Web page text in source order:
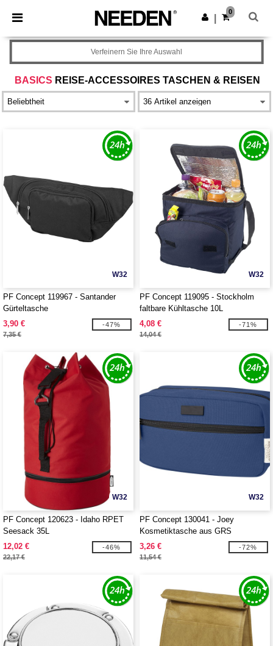
× Needen App
Bessere Preise in der App!
App holen
0
BASICS REISE-ACCESSOIRES TASCHEN & REISEN
Verfeinern Sie Ihre Auswahl
W32
PF Concept 119967 - Santander
Gürteltasche
3,90 €
7,35 €
-47%
W32
PF Concept 119095 - Stockholm
faltbare Kühltasche 10L
4,08 €
14,04 €
-71%
W32
PF Concept 120623 - Idaho RPET
Seesack 35L
12,02 €
22,17 €
-46%
W32
PF Concept 130041 - Joey
Kosmetiktasche aus GRS
recyceltem Canvas 3,5 L
3,26 €
11,54 €
-72%